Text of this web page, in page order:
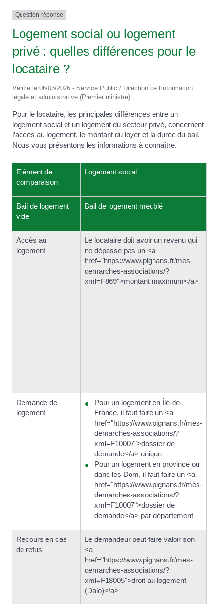
Question-réponse
Logement social ou logement
privé : quelles différences pour le
locataire ?
Vérifié le 06/03/2026 - Service Public / Direction de l'information
légale et administrative (Premier ministre)
Pour le locataire, les principales différences entre un
logement social et un logement du secteur privé, concernent
l’accès au logement, le montant du loyer et la durée du bail.
Nous vous présentons les informations à connaître.
Elément de
comparaison
Logement social
Bail de logement
vide
Bail de logement meublé
Accès au
logement
Le locataire doit avoir un revenu qui
ne dépasse pas un <a
href="https://www.pignans.fr/mes-
demarches-associations/?
xml=F869">montant maximum</a>
Demande de
logement
Pour un logement en Île-de-
France, il faut faire un <a
href="https://www.pignans.fr/mes-
demarches-associations/?
xml=F10007">dossier de
demande</a> unique
Pour un logement en province ou
dans les Dom, il faut faire un <a
href="https://www.pignans.fr/mes-
demarches-associations/?
xml=F10007">dossier de
demande</a> par département
Recours en cas
de refus
Le demandeur peut faire valoir son
<a
href="https://www.pignans.fr/mes-
demarches-associations/?
xml=F18005">droit au logement
(Dalo)</a>